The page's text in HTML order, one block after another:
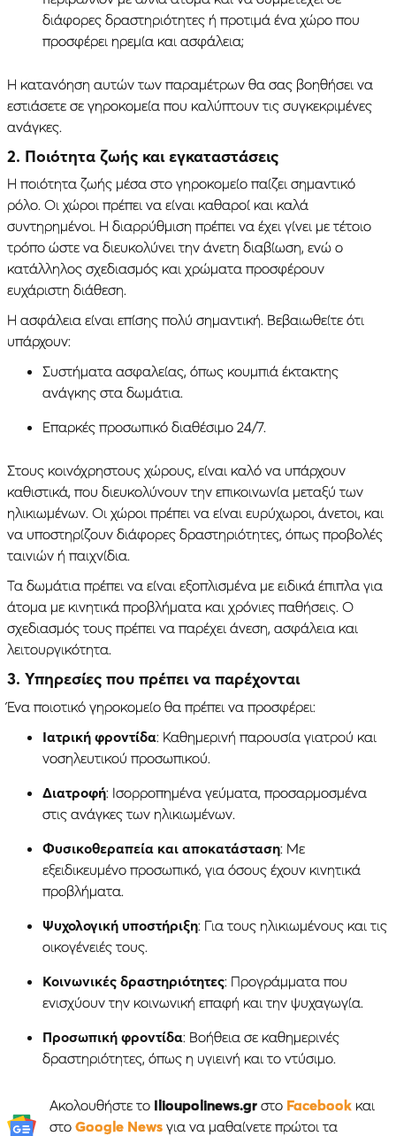
διάφορες δραστηριότητες ή προτιμά ένα χώρο που
προσφέρει ηρεμία και ασφάλεια;
Η κατανόηση αυτών των παραμέτρων θα σας βοηθήσει να
εστιάσετε σε γηροκομεία που καλύπτουν τις συγκεκριμένες
ανάγκες.
2. Ποιότητα ζωής και εγκαταστάσεις
Η ποιότητα ζωής μέσα στο γηροκομείο παίζει σημαντικό
ρόλο. Οι χώροι πρέπει να είναι καθαροί και καλά
συντηρημένοι. Η διαρρύθμιση πρέπει να έχει γίνει με τέτοιο
τρόπο ώστε να διευκολύνει την άνετη διαβίωση, ενώ ο
κατάλληλος σχεδιασμός και χρώματα προσφέρουν
ευχάριστη διάθεση.
Η ασφάλεια είναι επίσης πολύ σημαντική. Βεβαιωθείτε ότι
υπάρχουν:
Συστήματα ασφαλείας, όπως κουμπιά έκτακτης
ανάγκης στα δωμάτια.
Επαρκές προσωπικό διαθέσιμο 24/7.
Στους κοινόχρηστους χώρους, είναι καλό να υπάρχουν
καθιστικά, που διευκολύνουν την επικοινωνία μεταξύ των
ηλικιωμένων. Οι χώροι πρέπει να είναι ευρύχωροι, άνετοι, και
να υποστηρίζουν διάφορες δραστηριότητες, όπως προβολές
ταινιών ή παιχνίδια.
Τα δωμάτια πρέπει να είναι εξοπλισμένα με ειδικά έπιπλα για
άτομα με κινητικά προβλήματα και χρόνιες παθήσεις. Ο
σχεδιασμός τους πρέπει να παρέχει άνεση, ασφάλεια και
λειτουργικότητα.
3. Υπηρεσίες που πρέπει να παρέχονται
Ένα ποιοτικό γηροκομείο θα πρέπει να προσφέρει:
Ιατρική φροντίδα: Καθημερινή παρουσία γιατρού και
νοσηλευτικού προσωπικού.
Διατροφή: Ισορροπημένα γεύματα, προσαρμοσμένα
στις ανάγκες των ηλικιωμένων.
Φυσικοθεραπεία και αποκατάσταση: Με
εξειδικευμένο προσωπικό, για όσους έχουν κινητικά
προβλήματα.
Ψυχολογική υποστήριξη: Για τους ηλικιωμένους και τις
οικογένειές τους.
Κοινωνικές δραστηριότητες: Προγράμματα που
ενισχύουν την κοινωνική επαφή και την ψυχαγωγία.
Προσωπική φροντίδα: Βοήθεια σε καθημερινές
δραστηριότητες, όπως η υγιεινή και το ντύσιμο.
Ακολουθήστε το Ilioupolinews.grστο Facebookκαι
στο Google Newsγια να μαθαίνετε πρώτοι τα